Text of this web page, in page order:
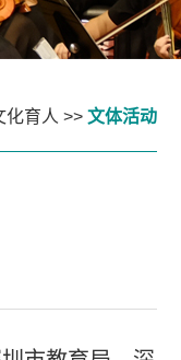
化育人 >> 文体活动